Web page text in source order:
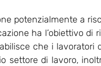
potenzialmente a
ha l’obiettivo di
che i lavoratori
settore di lavoro,